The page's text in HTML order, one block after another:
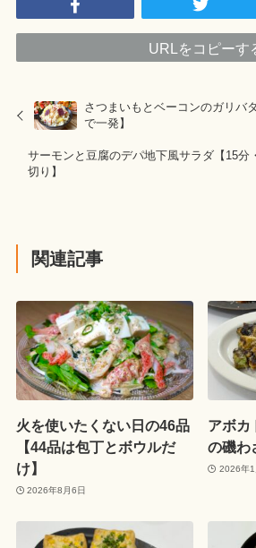
URLをコピーす
さつまいもとベーコンのガリバ
で一発】
サーモンと豆腐のデパ地下風サラダ【15分
切り】
関連記事
火を使いたくない日の46品
【44品は包丁とボウルだ
け】
2026年8月6日
アボカ
の磯わ
2026年1